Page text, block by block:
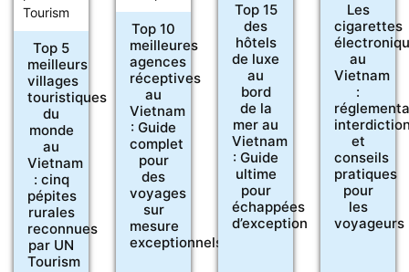
Top 5
meilleurs
villages
touristiques
du
monde
au
Vietnam
: cinq
pépites
rurales
reconnues
par UN
Tourism
Top 10
meilleures
agences
réceptives
au
Vietnam
: Guide
complet
pour
des
voyages
sur
mesure
exceptionnels
Top 15
des
hôtels
de luxe
au
bord
de la
mer au
Vietnam
: Guide
ultime
pour
échappées
d’exception
Les
cigarettes
au
Vietnam
:
et
conseils
pratiques
pour
les
voyageurs